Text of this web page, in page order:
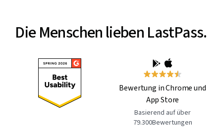
Die Menschen lieben LastPass.
Bewertung in Chrome und
App Store
Basierend auf über
79.300Bewertungen